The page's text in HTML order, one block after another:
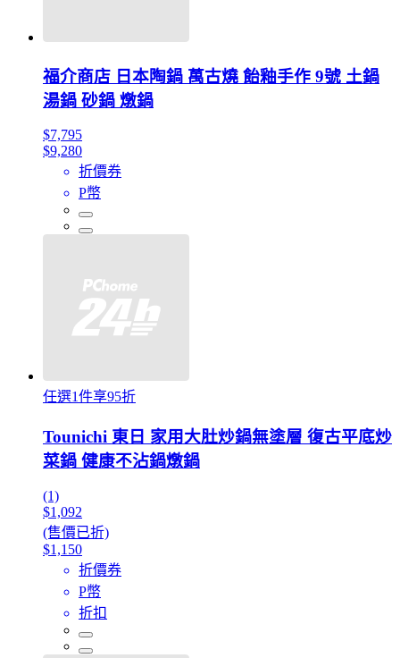
福介商店 日本陶鍋 萬古燒 飴釉手作 9號 土鍋
湯鍋 砂鍋 燉鍋
$7,795
$9,280
折價券
P幣
任選1件享95折
Tounichi 東日 家用大肚炒鍋無塗層 復古平底炒
菜鍋 健康不沾鍋燉鍋
(1)
$1,092
(售價已折)
$1,150
折價券
P幣
折扣